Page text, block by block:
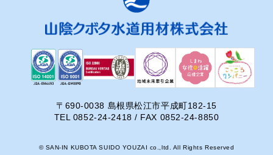
〒690-0038 島根県松江市平成町182-15
TEL 0852-24-2418 / FAX 0852-24-8850
© SAN-IN KUBOTA SUIDO YOUZAI co.,ltd. All Rights Reserved